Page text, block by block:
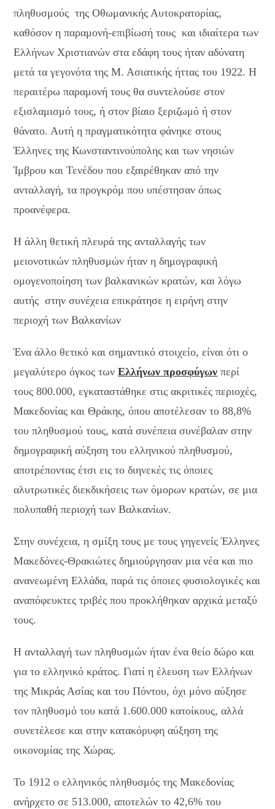
πληθυσμούς της Οθωμανικής Αυτοκρατορίας,
καθόσον η παραμονή-επιβίωσή τους και ιδιαίτερα των
Ελλήνων Χριστιανών στα εδάφη τους ήταν αδύνατη
μετά τα γεγονότα της Μ. Ασιατικής ήττας του 1922. Η
περαιτέρω παραμονή τους θα συντελούσε στον
εξισλαμισμό τους, ή στον βίαιο ξεριζωμό ή στον
θάνατο. Αυτή η πραγματικότητα φάνηκε στους
Έλληνες της Κωνσταντινούπολης και των νησιών
Ίμβρου και Τενέδου που εξαιρέθηκαν από την
ανταλλαγή, τα προγκρόμ που υπέστησαν όπως
προανέφερα.
Η άλλη θετική πλευρά της ανταλλαγής των
μειονοτικών πληθυσμών ήταν η δημογραφική
ομογενοποίηση των βαλκανικών κρατών, και λόγω
αυτής στην συνέχεια επικράτησε η ειρήνη στην
περιοχή των Βαλκανίων
Ένα άλλο θετικό και σημαντικό στοιχείο, είναι ότι ο
μεγαλύτερο όγκος τωνΕλλήνων προσφύγων περί
τους 800.000, εγκαταστάθηκε στις ακριτικές περιοχές,
Μακεδονίας και Θράκης, όπου αποτέλεσαν το 88,8%
του πληθυσμού τους, κατά συνέπεια συνέβαλαν στην
δημογραφική αύξηση του ελληνικού πληθυσμού,
αποτρέποντας έτσι εις το διηνεκές τις όποιες
αλυτρωτικές διεκδικήσεις των όμορων κρατών, σε μια
πολυπαθή περιοχή των Βαλκανίων.
Στην συνέχεια, η σμίξη τους με τους γηγενείς Έλληνες
Μακεδόνες-Θρακιώτες δημιούργησαν μια νέα και πιο
ανανεωμένη Ελλάδα, παρά τις όποιες φυσιολογικές και
αναπόφευκτες τριβές που προκλήθηκαν αρχικά μεταξύ
τους.
Η ανταλλαγή των πληθυσμών ήταν ένα θείο δώρο και
για το ελληνικό κράτος. Γιατί η έλευση των Ελλήνων
της Μικράς Ασίας και του Πόντου, όχι μόνο αύξησε
τον πληθυσμό του κατά 1.600.000 κατοίκους, αλλά
συνετέλεσε και στην κατακόρυφη αύξηση της
οικονομίας της Χώρας.
Το 1912 ο ελληνικός πληθυσμός της Μακεδονίας
ανήρχετο σε 513.000, αποτελών το 42,6% του